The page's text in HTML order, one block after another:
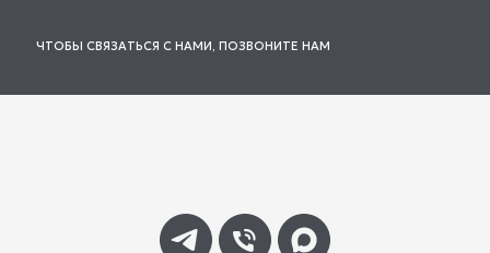
ЧТОБЫ СВЯЗАТЬСЯ С НАМИ, ПОЗВОНИТЕ НАМ